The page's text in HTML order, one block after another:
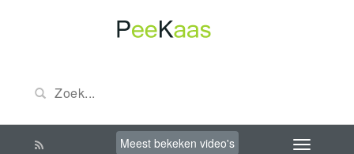
Meest bekeken video's